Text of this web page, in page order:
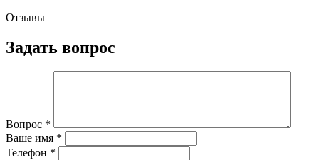
Отзывы
Задать вопрос
Вопрос *
Ваше имя *
Телефон *